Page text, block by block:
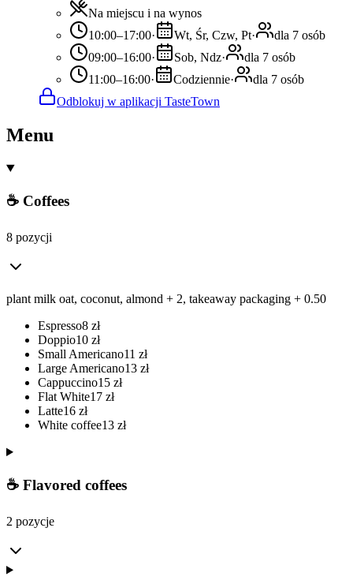
Na miejscu i na wynos
10:00–17:00· Wt, Śr, Czw, Pt·
dla 7 osób
09:00–16:00· Sob, Ndz·
dla 7 osób
11:00–16:00· Codziennie·
dla 7 osób
Odblokuj w aplikacji TasteTown
Menu
☕ Coffees
8 pozycji
plant milk oat, coconut, almond + 2, takeaway packaging + 0.50
Espresso8 zł
Doppio10 zł
Small Americano11 zł
Large Americano13 zł
Cappuccino15 zł
Flat White17 zł
Latte16 zł
White coffee13 zł
☕ Flavored coffees
2 pozycje